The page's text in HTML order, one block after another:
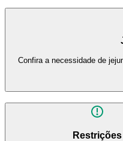
Confira a necessidade de
Restrições